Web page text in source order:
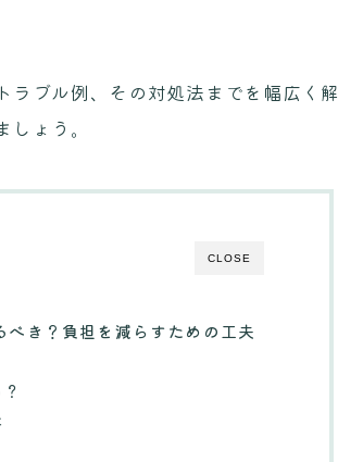
ラブル例、その対処法までを幅広く解
ょう。
CLOSE
き？負担を減らすための工夫